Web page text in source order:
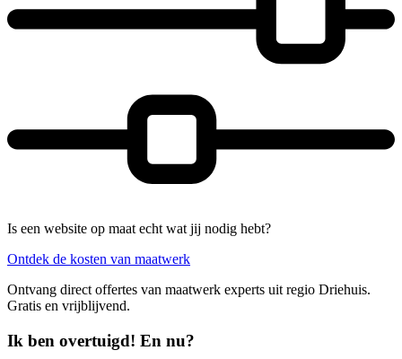
Is een website op maat echt wat jij nodig hebt?
Ontdek de kosten van maatwerk
Ontvang direct offertes van maatwerk experts uit regio Driehuis.
Gratis en vrijblijvend.
Ik ben overtuigd! En nu?